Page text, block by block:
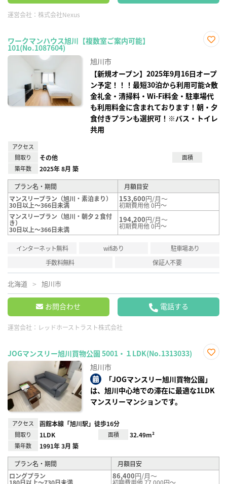
運営会社： 株式会社Nexus
ワークマンハウス旭川【複数室ご案内可能】
101(No.1087604)
録
旭川市
【新規オープン】2025年9月16日オープ
ン予定！！！最短30泊から利用可能✰敷
金礼金・清掃料・Wi-Fi料金・駐車場代
も利用料金に含まれております！朝・夕
食付きプランも選択可！※バス・トイレ
共用
アクセス
間取り
その他
面積
築年数
2025年 8月 築
プラン名・期間
月額目安
マンスリープラン（旭川・素泊まり）
30日以上～366日未満
153,600円/月～
初期費用他 0円～
マンスリープラン（旭川・朝夕２食付
き）
30日以上～366日未満
194,200円/月～
初期費用他 0円～
インターネット無料 wifiあり
駐車場あり
手数料無料
保証人不要
北海道 旭川市
お問合わせ 電話する
運営会社： レッドホーストラスト株式会社
JOGマンスリー旭川買物公園 5001・１LDK(No.1313033)
り登
録
旭川市
「JOGマンスリー旭川買物公園」
は、旭川中心地での滞在に最適な1LDK
マンスリーマンションです。
アクセス 函館本線「旭川駅」徒歩16分
間取り 1LDK 面積 32.49m²
築年数 1991年 3月 築
プラン名・期間
月額目安
ロングプラン
180日以上～730日未満
86,400円/月～
初期費用他 77,000円～